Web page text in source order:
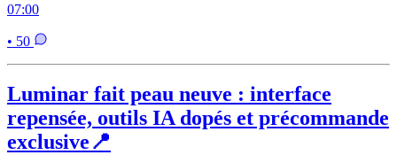
07:00
• 50
Luminar fait peau neuve : interface
repensée, outils IA dopés et précommande
exclusive📍